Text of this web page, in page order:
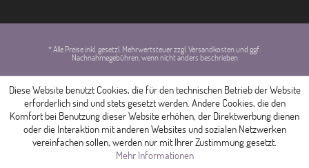
* Alle Preise inkl. gesetzl. Mehrwertsteuer zzgl. Versandkosten und ggf.
Nachnahmegebühren, wenn nicht anders beschrieben
Diese Website benutzt Cookies, die für den technischen Betrieb der Website
erforderlich sind und stets gesetzt werden. Andere Cookies, die den
Komfort bei Benutzung dieser Website erhöhen, der Direktwerbung dienen
oder die Interaktion mit anderen Websites und sozialen Netzwerken
vereinfachen sollen, werden nur mit Ihrer Zustimmung gesetzt.
Mehr Informationen